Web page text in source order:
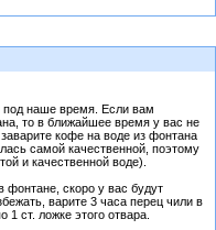
наше время. Если вам
то в ближайшее время у вас не
кофе на воде из фонтана
самой качественной, поэтому
и качественной воде).
фонтане, скоро у вас будут
варите 3 часа перец чили в
ст. ложке этого отвара.